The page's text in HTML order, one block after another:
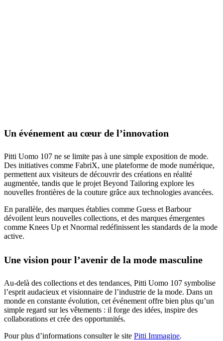
Un événement au cœur de l’innovation
Pitti Uomo 107 ne se limite pas à une simple exposition de mode.
Des initiatives comme FabriX, une plateforme de mode numérique,
permettent aux visiteurs de découvrir des créations en réalité
augmentée, tandis que le projet Beyond Tailoring explore les
nouvelles frontières de la couture grâce aux technologies avancées.
En parallèle, des marques établies comme Guess et Barbour
dévoilent leurs nouvelles collections, et des marques émergentes
comme Knees Up et Nnormal redéfinissent les standards de la mode
active.
Une vision pour l’avenir de la mode masculine
Au-delà des collections et des tendances, Pitti Uomo 107 symbolise
l’esprit audacieux et visionnaire de l’industrie de la mode. Dans un
monde en constante évolution, cet événement offre bien plus qu’un
simple regard sur les vêtements : il forge des idées, inspire des
collaborations et crée des opportunités.
Pour plus d’informations consulter le site Pitti Immagine.